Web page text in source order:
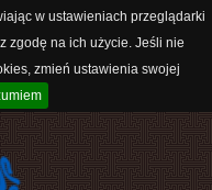
w ustawieniach przeglądarki
zgodę na ich użycie. Jeśli nie
zmień ustawienia swojej